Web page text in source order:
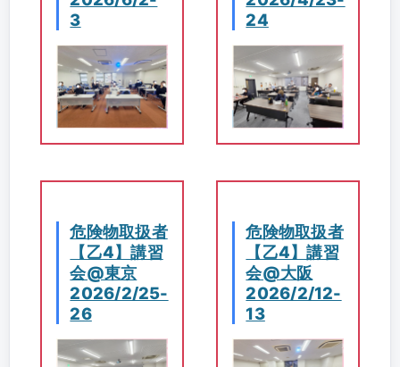
3
24
危険物取扱者
【乙4】講習
会@東京
2026/2/25-
26
危険物取扱者
【乙4】講習
会@大阪
2026/2/12-
13